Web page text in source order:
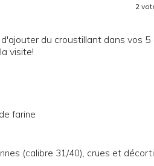
2
du croustillant dans vos
visite!
de farine
(calibre 31/40), crues et